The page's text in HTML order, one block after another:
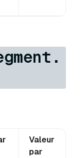
Valeur
par